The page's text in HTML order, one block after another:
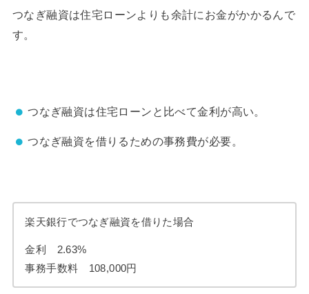
つなぎ融資は住宅ローンよりも余計にお金がかかるんで
す。
つなぎ融資は住宅ローンと比べて金利が高い。
つなぎ融資を借りるための事務費が必要。
楽天銀行でつなぎ融資を借りた場合
金利 2.63%
事務手数料 108,000円